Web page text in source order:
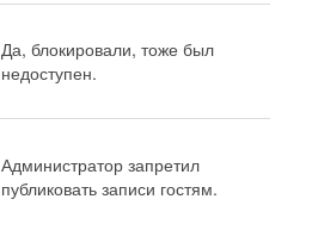
Да, блокировали, тоже был
недоступен.
Администратор запретил
публиковать записи гостям.